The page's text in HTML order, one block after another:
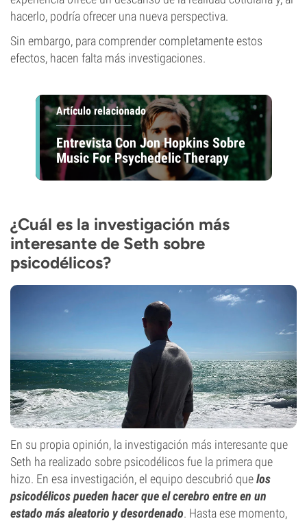
hacerlo, podría ofrecer una nueva perspectiva.
Sin embargo, para comprender completamente estos
efectos, hacen falta más investigaciones.
Artículo relacionado
Entrevista Con Jon Hopkins Sobre
Music For Psychedelic Therapy
¿Cuál es la investigación más
interesante de Seth sobre
psicodélicos?
En su propia opinión, la investigación más interesante que
Seth ha realizado sobre psicodélicos fue la primera que
hizo. En esa investigación, el equipo descubrió quelos
psicodélicos pueden hacer que el cerebro entre en un
estado más aleatorio y desordenado. Hasta ese momento,